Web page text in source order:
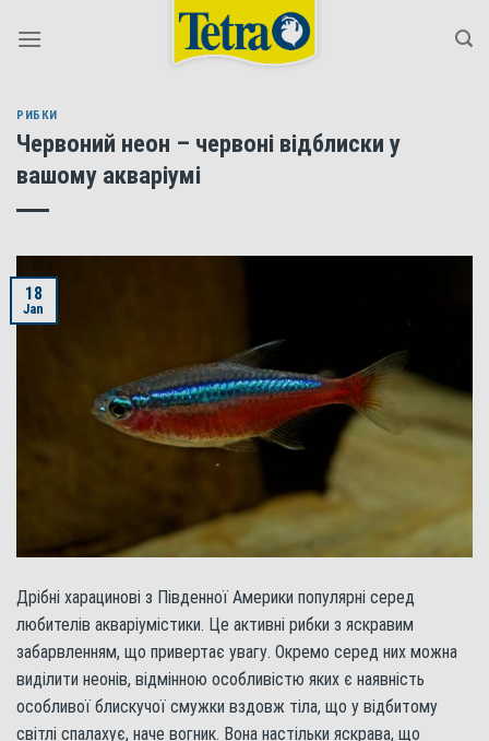
РИБКИ
Червоний неон – червоні відблиски у
вашому акваріумі
18
Jan
Дрібні харацинові з Південної Америки популярні серед
любителів акваріумістики. Це активні рибки з яскравим
забарвленням, що привертає увагу. Окремо серед них можна
виділити неонів, відмінною особливістю яких є наявність
особливої блискучої смужки вздовж тіла, що у відбитому
світлі спалахує, наче вогник. Вона настільки яскрава, що